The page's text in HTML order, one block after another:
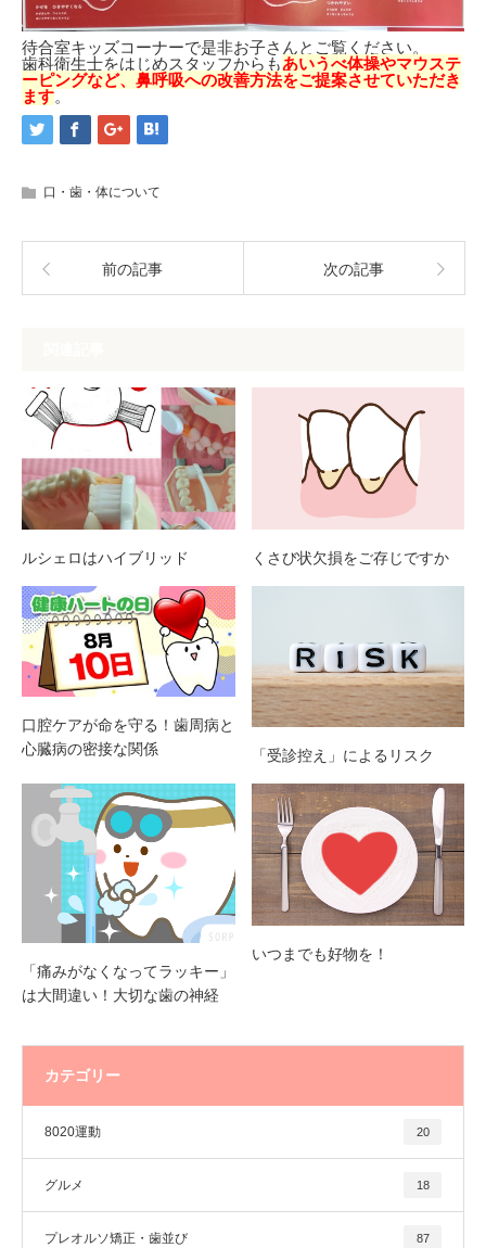
待合室キッズコーナーで是非お子さんとご覧ください。
歯科衛生士をはじめスタッフからもあいうべ体操やマウステ
ーピングなど、鼻呼吸への改善方法をご提案させていただき
ます。
口・歯・体について
前の記事 次の記事
ルシェロはハイブリッド くさび状欠損をご存じですか
口腔ケアが命を守る！歯周病と
心臓病の密接な関係
「受診控え」によるリスク
「痛みがなくなってラッキー」
は大間違い！大切な歯の神経
いつまでも好物を！
カテゴリー
8020運動 20
グルメ 18
プレオルソ矯正・歯並び 87